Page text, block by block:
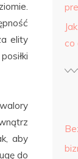
elity
aby
do
co